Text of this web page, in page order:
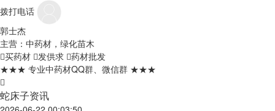
拨打电话
郭士杰
主营：中药材，绿化苗木
买药材 发供求 药材批发
★★★ 专业中药材QQ群、微信群 ★★★
蛇床子资讯